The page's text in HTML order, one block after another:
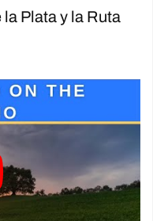
Plata y la Ruta